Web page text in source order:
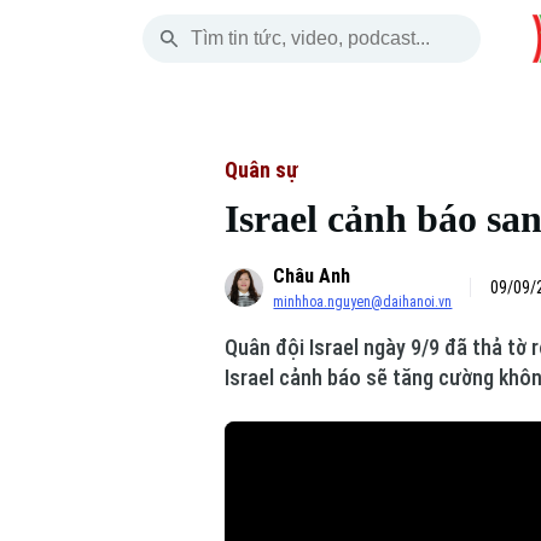
Chính trị
Xã hội
An ninh trật tự
Người Hà Nội
Khoảnh khắc Hà
Ẩm thực
Quân sự
Hồ sơ
Người
Quân sự
Israel cảnh báo
Châu Anh
minhhoa.nguyen@daihanoi.vn
09/09/
Quân đội Israel ngày 9/9 đã thả tờ
Israel cảnh báo sẽ tăng cường